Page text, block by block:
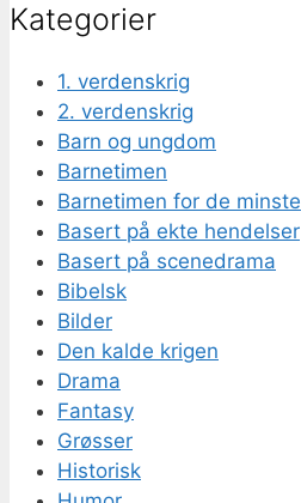
Kategorier
1. verdenskrig
2. verdenskrig
Barn og ungdom
Barnetimen
Barnetimen for de minste
Basert på ekte hendelser
Basert på scenedrama
Bibelsk
Bilder
Den kalde krigen
Drama
Fantasy
Grøsser
Historisk